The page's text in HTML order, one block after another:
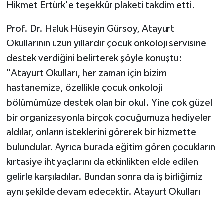
Hikmet Ertürk'e teşekkür plaketi takdim etti.
Prof. Dr. Haluk Hüseyin Gürsoy, Atayurt
Okullarının uzun yıllardır çocuk onkoloji servisine
destek verdiğini belirterek şöyle konuştu:
"Atayurt Okulları, her zaman için bizim
hastanemize, özellikle çocuk onkoloji
bölümümüze destek olan bir okul. Yine çok güzel
bir organizasyonla birçok çocuğumuza hediyeler
aldılar, onların isteklerini görerek bir hizmette
bulundular. Ayrıca burada eğitim gören çocukların
kırtasiye ihtiyaçlarını da etkinlikten elde edilen
gelirle karşıladılar. Bundan sonra da iş birliğimiz
aynı şekilde devam edecektir. Atayurt Okulları